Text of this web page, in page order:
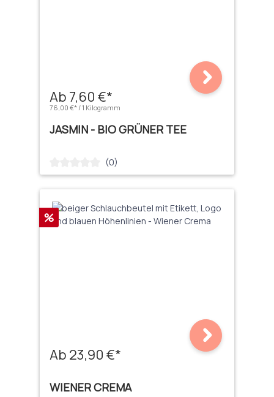
Ab 7,60 €*
76,00 €* / 1 Kilogramm
JASMIN - BIO GRÜNER TEE
Durchschnittliche Bewertung von 0 von 5 Sternen
(0)
Rabatt
%
Ab 23,90 €*
WIENER CREMA